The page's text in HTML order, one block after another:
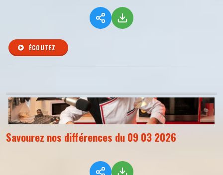
ÉCOUTEZ
Savourez nos différences du 09 03 2026